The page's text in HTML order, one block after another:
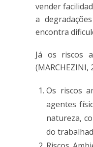
vender
a
encontra
Já os riscos
(MARCHEZINI,
Os riscos
agentes
natureza,
do